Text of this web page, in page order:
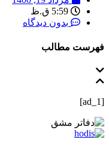
5:59 ق.ظ
بدون دیدگاه
فهرست مطالب
[ad_1]